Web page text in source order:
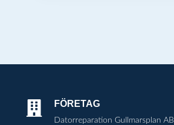
 FÖRETAG
Datorreparation Gullmarsplan AB